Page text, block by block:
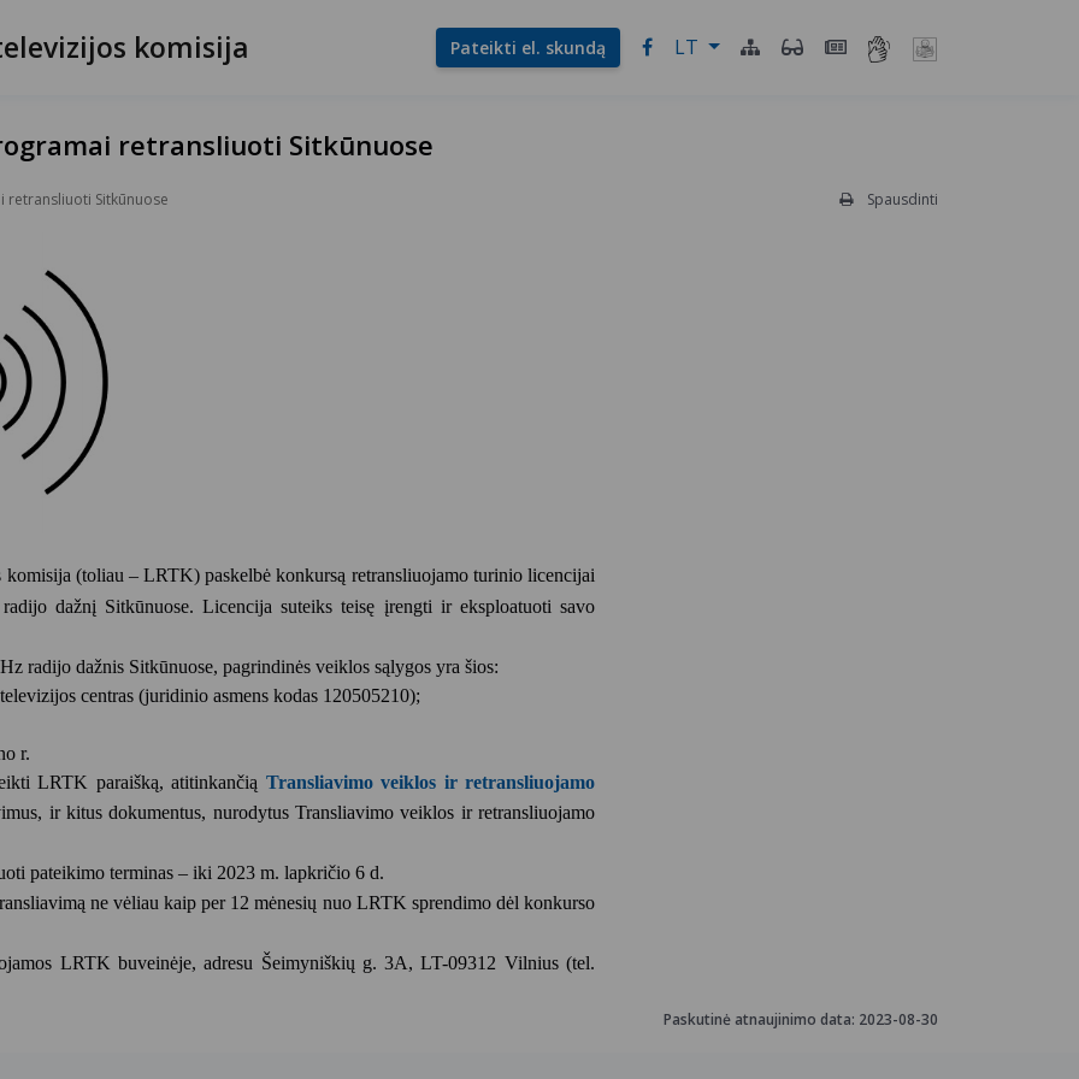
komisija Pateikti el. skundą LT
retransliuoti Sitkūnuose
retransliuoti Sitkūnuose Spausdinti
komisija (toliau – LRTK) paskelbėkonkursą retransliuojamo turinio licencijai
dažnį Sitkūnuose. Licencija suteiks teisę įrengti ir eksploatuoti savo
radijo dažnis Sitkūnuose, pagrindinės veiklos sąlygos yra šios:
centras (juridinio asmens kodas 120505210);
r.
LRTK paraišką, atitinkančią Transliavimo veiklos ir retransliuojamo
ir kitus dokumentus, nurodytus Transliavimo veiklos ir retransliuojamo
pateikimo terminas – iki 2023 m. lapkričio 6 d.
ne vėliau kaip per 12 mėnesių nuo LRTK sprendimo dėl konkurso
LRTK buveinėje, adresu Šeimyniškių g. 3A, LT-09312 Vilnius (tel.
Paskutinė atnaujinimo data: 2023-08-30